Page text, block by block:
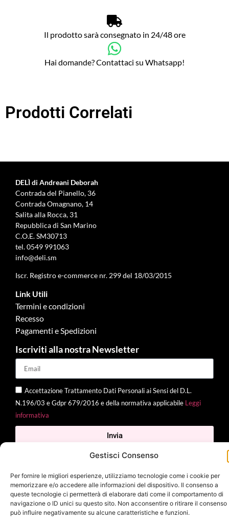
Gestisci Consenso
Per fornire le migliori esperienze, utilizziamo tecnologie come i cookie per
memorizzare e/o accedere alle informazioni del dispositivo. Il consenso a
queste tecnologie ci permetterà di elaborare dati come il comportamento di
navigazione o ID unici su questo sito. Non acconsentire o ritirare il consenso
può influire negativamente su alcune caratteristiche e funzioni.
Il prodotto sarà consegnato in 24/48 ore
Hai domande? Contattaci su Whatsapp!
Prodotti Correlati
DELÌ di Andreani Deborah
Contrada del Pianello, 36
Contrada Omagnano, 14
Salita alla Rocca, 31
Repubblica di San Marino
C.O.E. SM30713
tel.0549 991063
info@deli.sm
Iscr. Registro e-commerce nr. 299 del 18/03/2015
Link Utili
Termini e condizioni
Recesso
Pagamenti e Spedizioni
Iscriviti alla nostra Newsletter
Accettazione Trattamento Dati Personali ai Sensi del D.L.
N.196/03 e Gdpr 679/2016 e della normativa applicabile Leggi
informativa
Invia
2025 Delì |Privacy Policy|Cookie Policy| Made with byJenny
Mina